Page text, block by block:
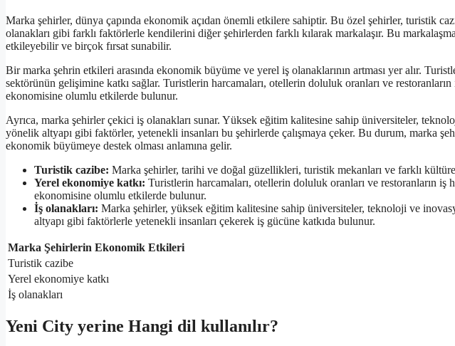
Marka şehirler, dünya çapında ekonomik açıdan önemli etkilere sahiptir. Bu özel şehirler, turistik
olanakları gibi farklı faktörlerle kendilerini diğer şehirlerden farklı kılarak markalaşır. Bu
etkileyebilir ve birçok fırsat sunabilir.
Bir marka şehrin etkileri arasında ekonomik büyüme ve yerel iş olanaklarının artması yer alır.
sektörünün gelişimine katkı sağlar. Turistlerin harcamaları, otellerin doluluk oranları ve
ekonomisine olumlu etkilerde bulunur.
Ayrıca, marka şehirler çekici iş olanakları sunar. Yüksek eğitim kalitesine sahip üniversiteler,
yönelik altyapı gibi faktörler, yetenekli insanları bu şehirlerde çalışmaya çeker. Bu durum, marka
ekonomik büyümeye destek olması anlamına gelir.
Turistik cazibe: Marka şehirler, tarihi ve doğal güzellikleri, turistik mekanları ve farklı
Yerel ekonomiye katkı: Turistlerin harcamaları, otellerin doluluk oranları ve restoranların
ekonomisine olumlu etkilerde bulunur.
İş olanakları: Marka şehirler, yüksek eğitim kalitesine sahip üniversiteler, teknoloji ve
altyapı gibi faktörlerle yetenekli insanları çekerek iş gücüne katkıda bulunur.
Marka Şehirlerin Ekonomik Etkileri
Turistik cazibe
Yerel ekonomiye katkı
İş olanakları
Yeni City yerine Hangi dil kullanılır?